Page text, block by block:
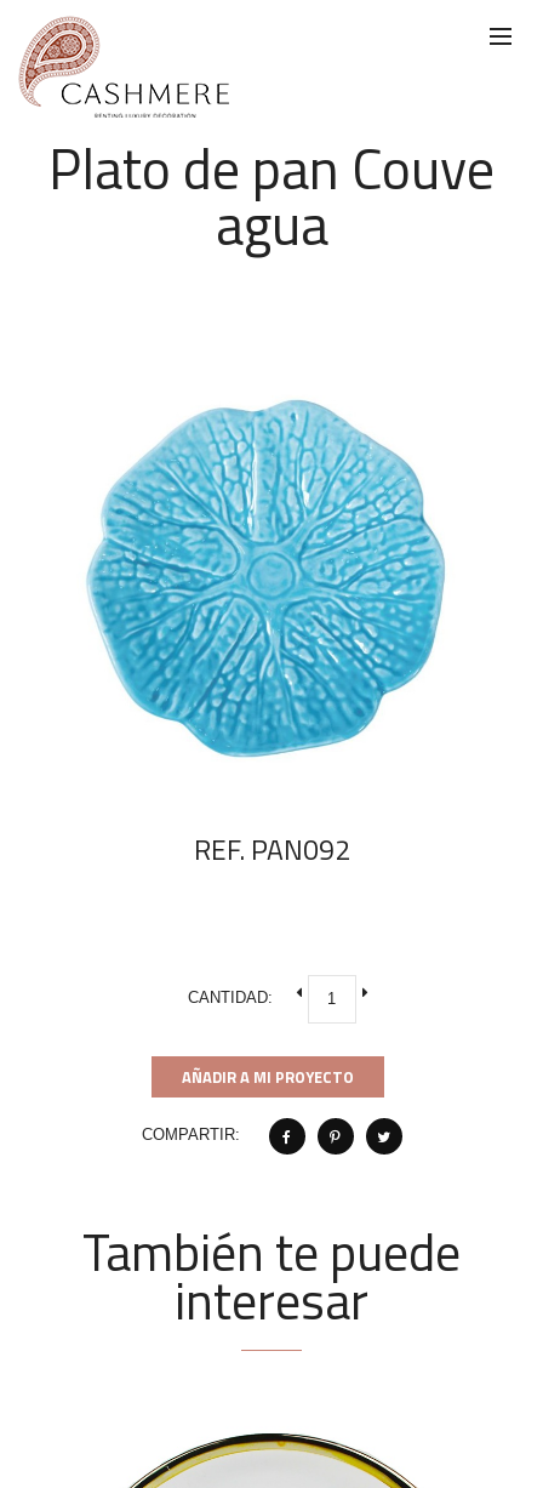
Plato de pan Couve
agua
REF. PAN092
CANTIDAD:
AÑADIR A MI PROYECTO
COMPARTIR:
También te puede
interesar